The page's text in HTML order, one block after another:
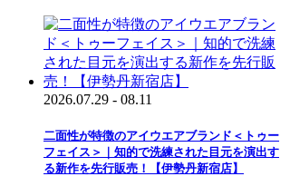
2026.07.29 - 08.11
二面性が特徴のアイウエアブランド＜トゥー
フェイス＞｜知的で洗練された目元を演出す
る新作を先行販売！【伊勢丹新宿店】